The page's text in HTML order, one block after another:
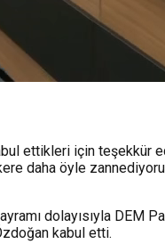
ettikleri için teşekkür
daha öyle
dolayısıyla DEM
kabul etti.